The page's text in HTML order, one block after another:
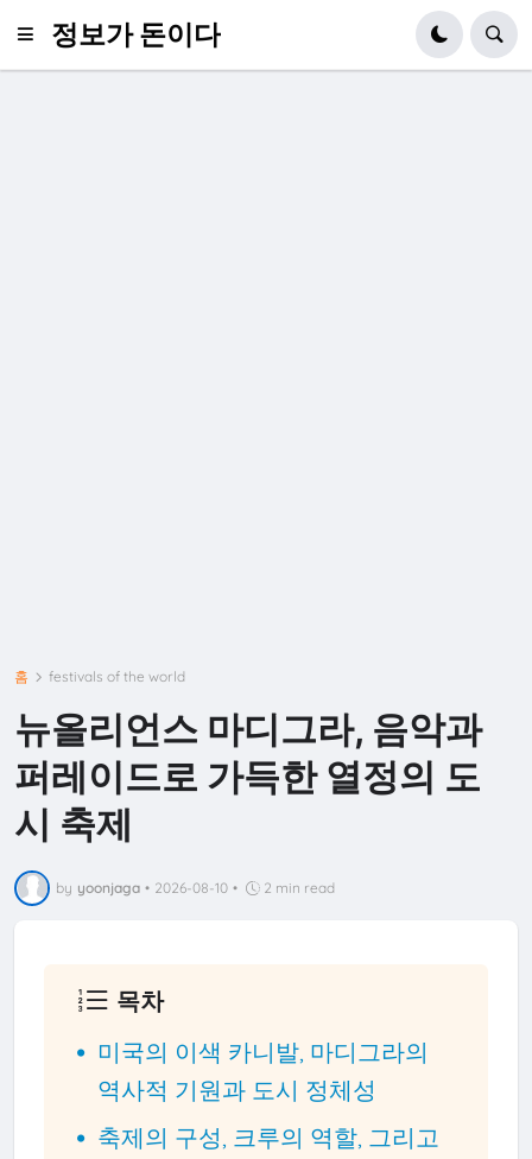
정보가 돈이다
홈 festivals of the world
뉴올리언스 마디그라, 음악과
퍼레이드로 가득한 열정의 도
시 축제
by yoonjaga • 2026-08-10 • 2 min read
목차
미국의 이색 카니발, 마디그라의
역사적 기원과 도시 정체성
축제의 구성, 크루의 역할, 그리고